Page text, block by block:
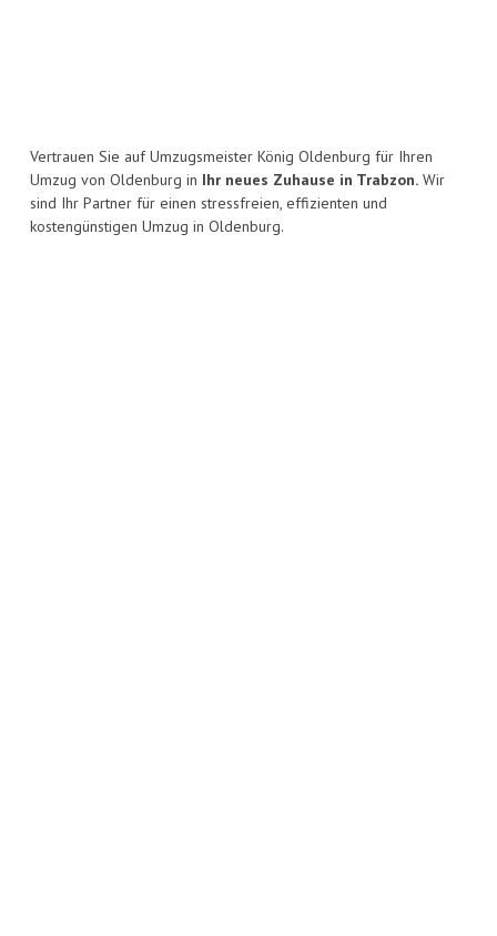
Vertrauen Sie auf Umzugsmeister König Oldenburg für Ihren
Umzug von Oldenburg in Ihr neues Zuhause in Trabzon. Wir
sind Ihr Partner für einen stressfreien, effizienten und
kostengünstigen Umzug in Oldenburg.